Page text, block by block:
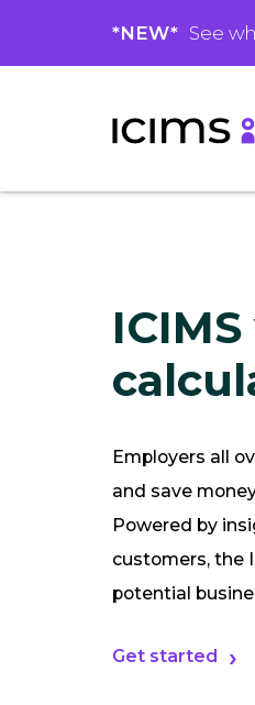
*NEW* See
Employers all
and save
Powered by
customers, the
potential
Get started